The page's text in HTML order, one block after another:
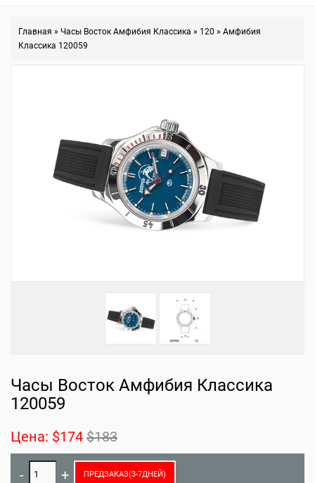
Главная » Часы Восток Амфибия Классика » 120 » Амфибия
Классика 120059
Часы Восток Амфибия Классика
120059
Цена: $174 $183
ПРЕДЗАКАЗ(3-7ДНЕЙ)